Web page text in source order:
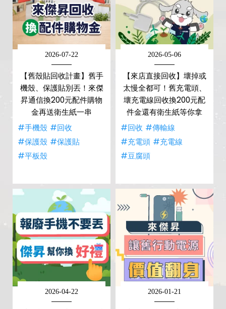
2026-07-22
【舊殼貼回收計畫】舊手
機殼、保護貼別丟！來傑
昇通信換200元配件購物
金再送衛生紙一串
#手機殼 #回收
#保護殼 #保護貼
#平板殼
2026-05-06
【來店直接回收】壞掉或
太慢全都可！舊充電頭、
壞充電線回收換200元配
件金還有衛生紙等你拿
#回收 #傳輸線
#充電頭 #充電線
#豆腐頭
2026-04-22 2026-01-21